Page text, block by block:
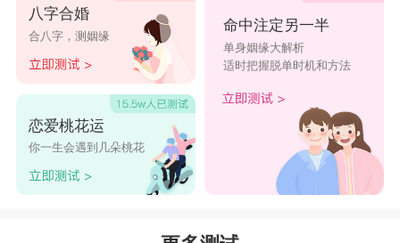
很多生活细节中都能给双鱼座一种关心的感觉，但
幸运的是，他们总能通过自己最真诚的行为和关注
一些生活细节来赢得双鱼座的青睐。
金牛座和双鱼座的配对特点：
双鱼座和金牛座在交流中有自己的相处方式，
两个人交流可以产生不同的火花。虽然金牛座很
慢，很热，不知道如何表达，也不浪漫，但他有这
八字合婚
合八字，测姻缘
恋爱桃花运
你一生会遇到几朵桃花
命中注定另一半
单身姻缘大解析
适时把握脱单时机和方法